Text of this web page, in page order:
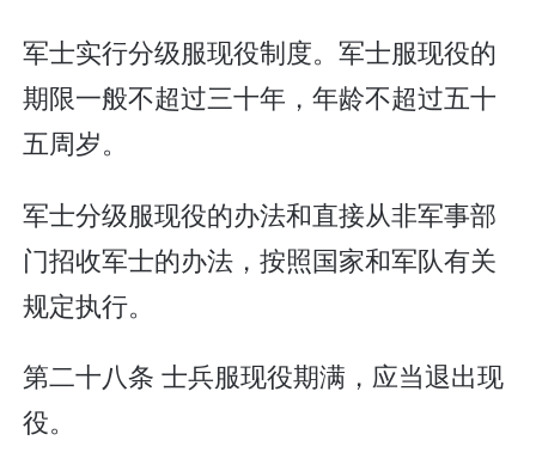
军士实行分级服现役制度。军士服现役的
期限一般不超过三十年，年龄不超过五十
五周岁。
军士分级服现役的办法和直接从非军事部
门招收军士的办法，按照国家和军队有关
规定执行。
第二十八条 士兵服现役期满，应当退出现
役。